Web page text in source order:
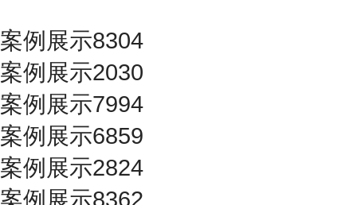
案例展示8304
案例展示2030
案例展示7994
案例展示6859
案例展示2824
案例展示8362